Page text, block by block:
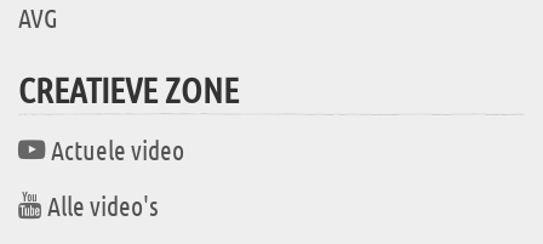
AVG
CREATIEVE ZONE
Actuele video
Alle video's